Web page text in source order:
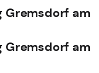
Gremsdorf am
Gremsdorf am